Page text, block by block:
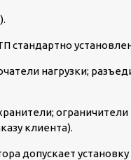
стандартно
нагрузки;
клиента).
допускает